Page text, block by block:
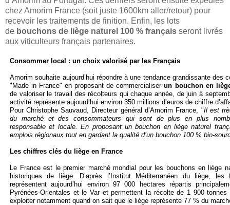
chez Amorim France (soit juste 1600km aller/retour) pour
recevoir les traitements de finition. Enfin, les lots
de bouchons de liège naturel 100 % français seront livrés
aux viticulteurs français partenaires.
Consommer local : un choix valorisé par les Français
Amorim souhaite aujourd’hui répondre à une tendance grandissante des
"Made in France" en proposant de commercialiserun bouchon en
de valoriser le travail des récolteurs qui chaque année, de juin à
activité représente aujourd’hui environ 350 millions d’euros de chiffre
Pour Christophe Sauvaud, Directeur général d’Amorim France, "Il est
du marché et des consommateurs qui sont de plus en plus
responsable et locale. En proposant un bouchon en liège naturel
emplois régionaux tout en gardant la qualité d’un bouchon 100 % bio-
Les chiffres clés du liège en France
Le France est le premier marché mondial pour les bouchons en liège
historiques de liège. D’après l’Institut Méditerranéen du liège,
représentent aujourd’hui environ 97 000 hectares répartis
Pyrénées-Orientales et le Var et permettent la récolte de 1 900
exploiter notamment quand on sait que le liège représente 77 % du